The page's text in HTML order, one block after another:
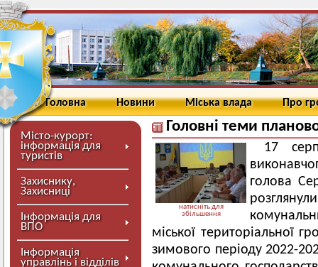
Головна Новини Міська влада Про
Місто-курорт:
інформація для
туристів
Захиснику,
Захисниці
Інформація для
ВПО
Інформація
управлінь і відділів
Головні теми
натисніть для
збільшення
17
голова
міської територіальної
зимового періоду 2022-